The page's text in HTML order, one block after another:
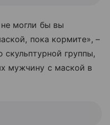
могли бы вы
пока кормите», –
скульптурной группы,
мужчину с маской в